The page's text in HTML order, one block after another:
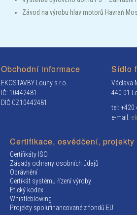
Závod na výrobu hlav motorů Havraň
Obchodní informace
EKOSTAVBY Louny s.r.o.
IČ: 10442481
DIČ CZ10442481
Sídlo
Václava
440 01
tel: +420
e-mail:
Certifikace, osvědčení, projekty
Certifikáty ISO
Zásady ochrany osobních údajů
Oprávnění
Certikát systému řízení výroby
Etický kodex
Whistleblowing
Projekty spolufinancované z fondů EU